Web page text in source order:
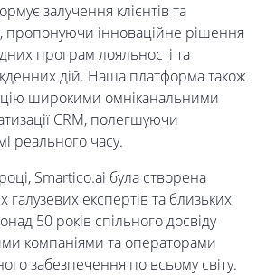
залучення клієнтів та
пропонуючи інноваційне рішення
програм лояльності та
дій. Наша платформа також
широкими омніканальними
CRM, полегшуючи
реального часу.
Smartico.ai була створена
експертів та близьких
50 років спільного досвіду
компаніями та операторами
забезпечення по всьому світу.